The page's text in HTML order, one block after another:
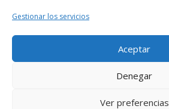
Gestionar los servicios
Aceptar
Denegar
Ver preferencias
Feed de comentarios
WordPress.org